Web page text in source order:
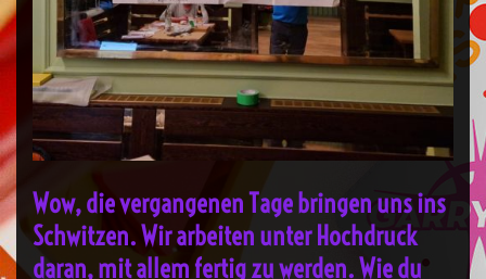
Wow, die vergangenen Tage bringen uns ins
Schwitzen. Wir arbeiten unter Hochdruck
daran, mit allem fertig zu werden. Wie du